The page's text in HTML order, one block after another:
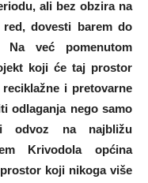
ali bez obzira na
dovesti barem do
Na već pomenutom
koji će taj prostor
i pretovarne
odlaganja nego samo
i odvoz na najbližu
Krivodola općina
koji nikoga više